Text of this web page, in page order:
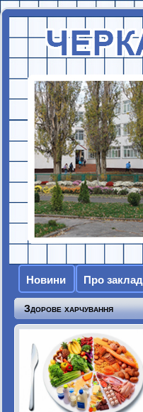
Новини Про заклад
Здорове харчування